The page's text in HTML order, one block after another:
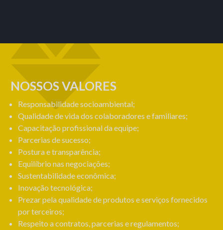
NOSSOS VALORES
Responsabilidade socioambiental;
Qualidade de vida dos colaboradores e familiares;
Capacitação profissional da equipe;
Parcerias de sucesso;
Postura e transparência;
Equilíbrio nas negociações;
Sustentabilidade econômica;
Inovação tecnológica;
Prezar pela qualidade de produtos e serviços fornecidos
por terceiros;
Respeito a contratos, parcerias e regulamentos;